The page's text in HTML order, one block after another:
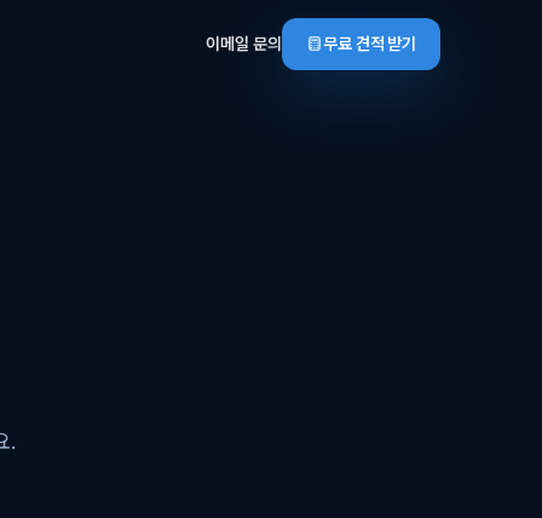
이메일 문의 무료 견적 받기
.